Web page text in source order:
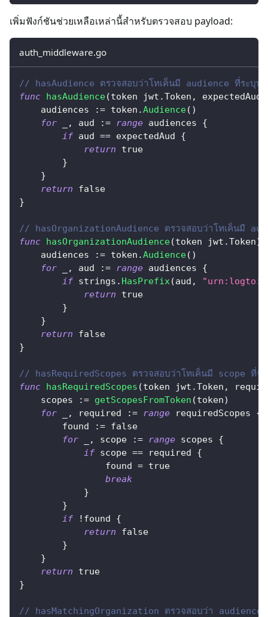
เพิ่มฟังก์ชันช่วยเหลือเหล่านี้สำหรับตรวจสอบ payload:
auth_middleware.go
// hasAudience ตรวจสอบว่าโทเค็นมี audience ที่ระบุหรื
func hasAudience(token jwt .Token , expectedAud
    audiences
:= token .Audience( )
for
, aud := range audiences {
if aud == expectedAud {
return
true
}
}
return
false
}
// hasOrganizationAudience ตรวจสอบว่าโทเค็นมี
func hasOrganizationAudience(token jwt .Token)
    audiences
:= token .Audience( )
for
, aud := range audiences {
if strings . HasPrefix (aud ,
return
true
}
}
return
false
}
// hasRequiredScopes ตรวจสอบว่าโทเค็นมี scope ที่จำ
func hasRequiredScopes (token jwt .Token ,
    scopes
:= getScopesFromToken (token)
for
, required := range requiredScopes {
        found
:= false
for
, scope := range scopes {
if scope == required {
                found
= true
break
}
}
if
! found {
return
false
}
}
return
true
}
// hasMatchingOrganization ตรวจสอบว่า audience ขอ